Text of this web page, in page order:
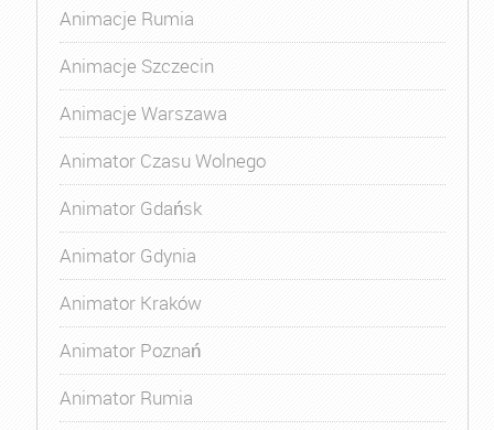
Animacje Rumia
Animacje Szczecin
Animacje Warszawa
Animator Czasu Wolnego
Animator Gdańsk
Animator Gdynia
Animator Kraków
Animator Poznań
Animator Rumia